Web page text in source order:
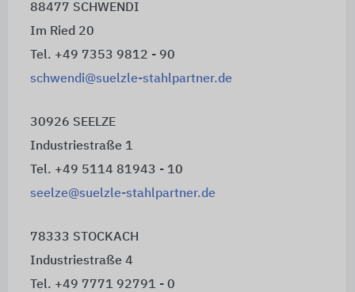
88477 SCHWENDI
Im Ried 20
Tel. +49 7353 9812 - 90
schwendi@suelzle-stahlpartner.de
30926 SEELZE
Industriestraße 1
Tel. +49 5114 81943 - 10
seelze@suelzle-stahlpartner.de
78333 STOCKACH
Industriestraße 4
Tel. +49 7771 92791 - 0